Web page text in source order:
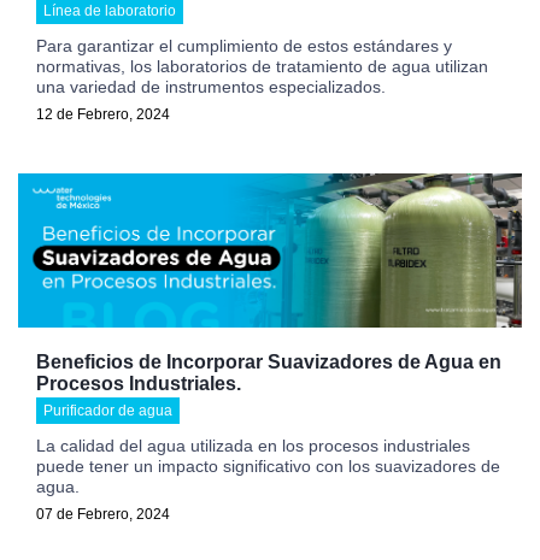
Línea de laboratorio
Para garantizar el cumplimiento de estos estándares y
normativas, los laboratorios de tratamiento de agua utilizan
una variedad de instrumentos especializados.
12 de Febrero, 2024
Beneficios de Incorporar Suavizadores de Agua en
Procesos Industriales.
Purificador de agua
La calidad del agua utilizada en los procesos industriales
puede tener un impacto significativo con los suavizadores de
agua.
07 de Febrero, 2024